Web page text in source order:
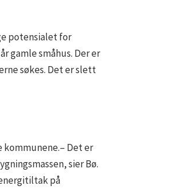
potensialet for
gamle småhus. Der er
søkes. Det er slett
kommunene.– Det er
sier Bø.
på